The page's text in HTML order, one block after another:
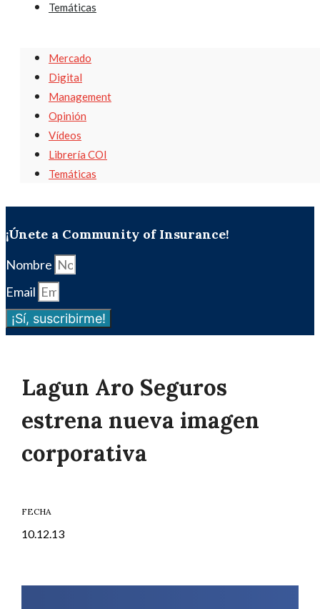
Temáticas
Mercado
Digital
Management
Opinión
Vídeos
Librería COI
Temáticas
¡Únete a Community of Insurance!
Nombre
Email
¡Sí, suscribirme!
Lagun Aro Seguros
estrena nueva imagen
corporativa
FECHA
10.12.13